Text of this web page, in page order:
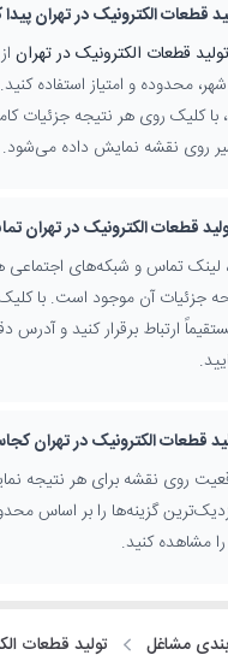
قطعات الکترونیک در تهران پیدا
تولید قطعات الکترونیک در تهران
محدوده و امتیاز استفاده
با کلیک روی هر نتیجه جزئیات
روی نقشه نمایش داده می‌شود.
قطعات الکترونیک در تهران
لینک تماس و شبکه‌های
جزئیات آن موجود است. با
ارتباط برقرار کنید و آدرس
قطعات الکترونیک در تهران
روی نقشه برای هر نتیجه
گزینه‌ها را بر اساس
مشاهده کنید.
مشاغل تولید قطعات